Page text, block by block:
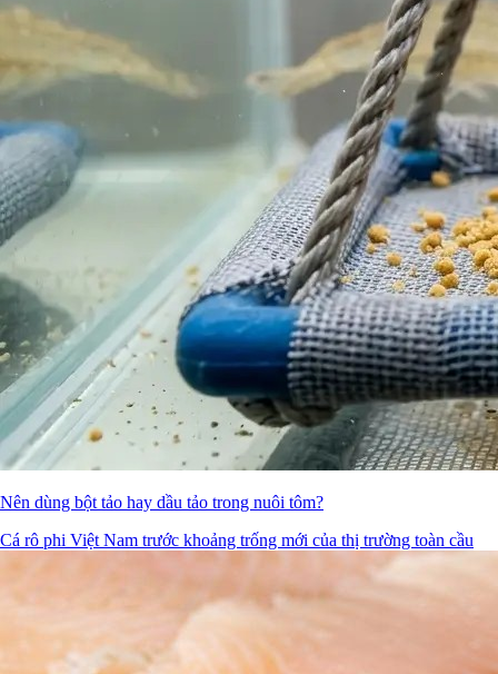
Nên dùng bột tảo hay dầu tảo trong nuôi tôm?
Cá rô phi Việt Nam trước khoảng trống mới của thị trường toàn cầu